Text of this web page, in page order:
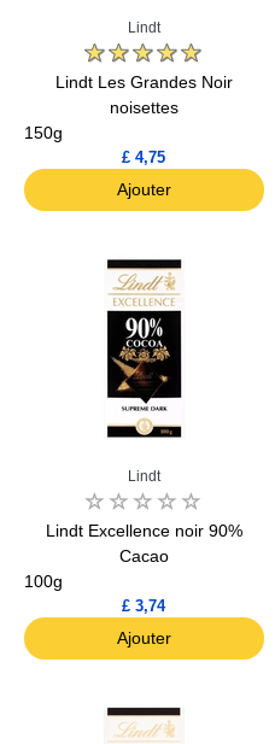
Lindt
Lindt Les Grandes Noir
noisettes
150g
£ 4,75
Ajouter
Lindt
Lindt Excellence noir 90%
Cacao
100g
£ 3,74
Ajouter